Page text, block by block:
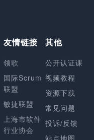
友情链接
领歌
国际Scrum
联盟
敏捷联盟
上海市软件
行业协会
其他
公开认证课
视频教程
资源下载
常见问题
投诉/反馈